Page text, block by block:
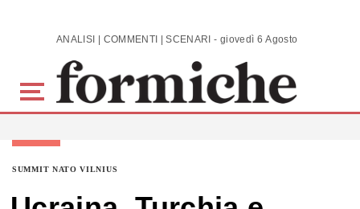
Skip to main content ANALISI | COMMENTI | SCENARI - giovedì 6 Agosto 2026
SUMMIT NATO VILNIUS